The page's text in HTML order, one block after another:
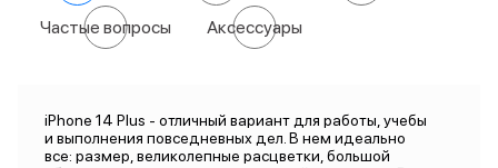
Частые вопросы Аксессуары
iPhone 14 Plus - отличный вариант для работы, учебы
и выполнения повседневных дел. В нем идеально
все: размер, великолепные расцветки, большой